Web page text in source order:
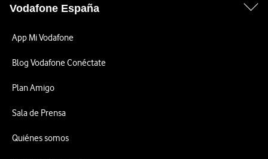
Vodafone España
App Mi Vodafone
Blog Vodafone Conéctate
Plan Amigo
Sala de Prensa
Quiénes somos